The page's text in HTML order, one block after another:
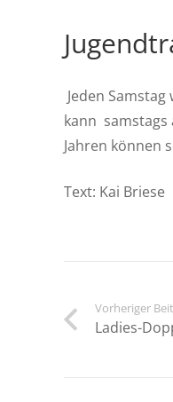
Jeden
kann samstags
Jahren können
Text: Kai Briese
Vorheriger
Ladies-